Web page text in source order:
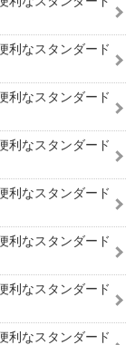
利なスタンダード
利なスタンダード
利なスタンダード
利なスタンダード
利なスタンダード
利なスタンダード
利なスタンダード